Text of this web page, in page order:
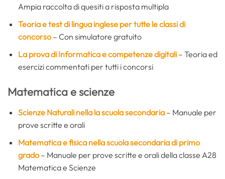
Ampia raccolta di quesiti a risposta multipla
Teoria e test di lingua inglese per tutte le classi di
concorso – Con simulatore gratuito
La prova di Informaticae competenze digitali – Teoria ed
esercizi commentati per tutti i concorsi
Matematica e scienze
Scienze Naturali nella la scuola secondaria– Manuale per
prove scritte e orali
Matematica e fisica nella scuola secondaria di primo
grado– Manuale per prove scritte e orali della classe A28
Matematica e Scienze